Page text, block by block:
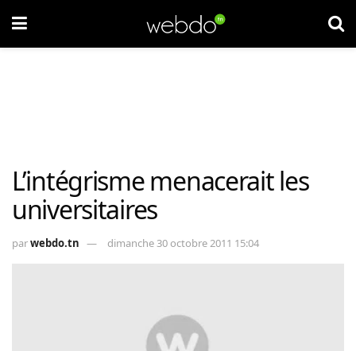
L’intégrisme menacerait les
universitaires
parwebdo.tn dimanche 30 octobre 2011 15:04